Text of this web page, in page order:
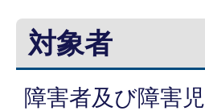
対象者
障害者及び障害児